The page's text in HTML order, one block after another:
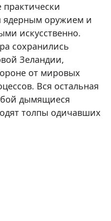
практически
ядерным оружием и
искусственно.
сохранились
Зеландии,
от мировых
Вся остальная
дымящиеся
толпы одичавших